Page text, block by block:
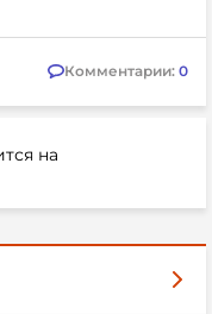
Комментарии: 0
на